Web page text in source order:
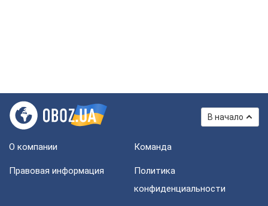
В начало
О компании Команда
Правовая информация
Политика
конфиденциальности